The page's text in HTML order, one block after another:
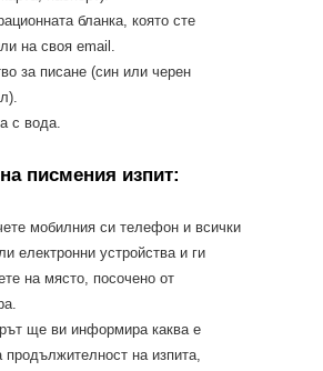
бланка, която сте
на своя email.
за писане (син или черен
с вода.
писмения изпит:
мобилния си телефон и всички
електронни устройства и ги
на място, посочено от
ще ви информира каква е
продължителност на изпита,